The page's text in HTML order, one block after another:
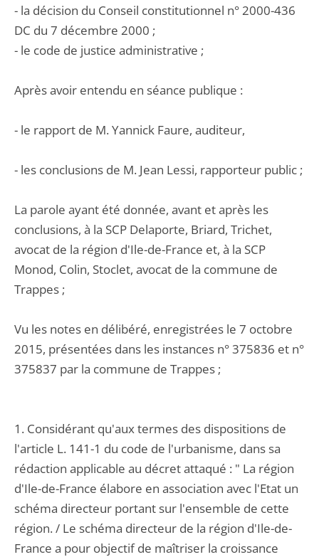
- la décision du Conseil constitutionnel n° 2000-436
DC du 7 décembre 2000 ;
- le code de justice administrative ;
Après avoir entendu en séance publique :
- le rapport de M. Yannick Faure, auditeur,
- les conclusions de M. Jean Lessi, rapporteur public ;
La parole ayant été donnée, avant et après les
conclusions, à la SCP Delaporte, Briard, Trichet,
avocat de la région d'Ile-de-France et, à la SCP
Monod, Colin, Stoclet, avocat de la commune de
Trappes ;
Vu les notes en délibéré, enregistrées le 7 octobre
2015, présentées dans les instances n° 375836 et n°
375837 par la commune de Trappes ;
1. Considérant qu'aux termes des dispositions de
l'article L. 141-1 du code de l'urbanisme, dans sa
rédaction applicable au décret attaqué : " La région
d'Ile-de-France élabore en association avec l'Etat un
schéma directeur portant sur l'ensemble de cette
région. / Le schéma directeur de la région d'Ile-de-
France a pour objectif de maîtriser la croissance